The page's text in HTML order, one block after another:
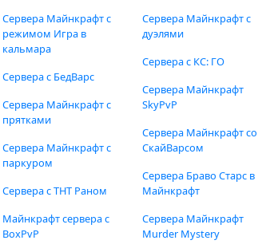
Сервера Майнкрафт с
режимом Игра в
кальмара
Сервера с БедВарс
Сервера Майнкрафт с
прятками
Сервера Майнкрафт с
паркуром
Сервера с ТНТ Раном
Майнкрафт сервера с
BoxPvP
Сервера Майнкрафт с
дуэлями
Сервера с КС: ГО
Сервера Майнкрафт
SkyPvP
Сервера Майнкрафт со
СкайВарсом
Сервера Браво Старс в
Майнкрафт
Сервера Майнкрафт
Murder Mystery